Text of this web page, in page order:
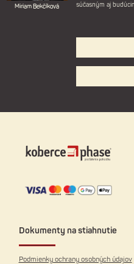
Miriam Bekčíková
súčasným aj
Dokumenty na stiahnutie
Podmienky ochrany osobných údajov